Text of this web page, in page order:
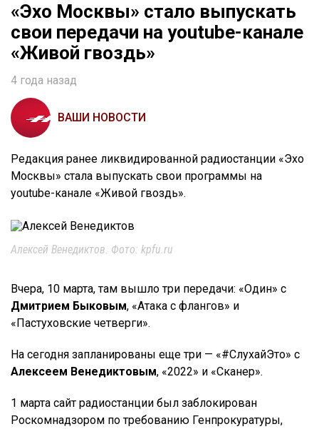
«Эхо Москвы» стало выпускать
свои передачи на youtube-канале
«Живой гвоздь»
4 года назад
ВАШИ НОВОСТИ
Редакция ранее ликвидированной радиостанции «Эхо
Москвы» стала выпускать свои программы на
youtube-канале «Живой гвоздь».
Алексей Венедиктов. Фото: kpfu.ru
Вчера, 10 марта, там вышло три передачи: «Один» с
Дмитрием Быковым, «Атака с флангов» и
«Пастуховские четверги».
На сегодня запланированы еще три — «#СлухайЭто» с
Алексеем Венедиктовым, «2022» и «Сканер».
1 марта сайт радиостанции был заблокирован
Роскомнадзором по требованию Генпрокуратуры,